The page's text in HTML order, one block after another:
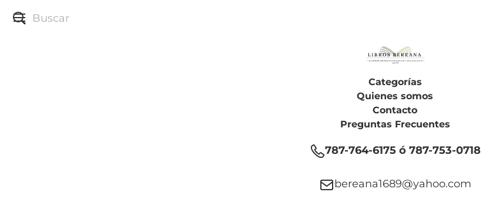
Categorías
Quienes somos
Contacto
Preguntas Frecuentes
787-764-6175 ó 787-753-0718
bereana1689@yahoo.com